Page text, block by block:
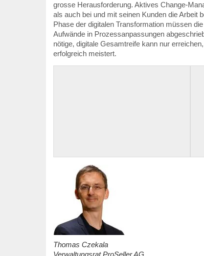
grosse Herausforderung. Aktives Change-
als auch bei und mit seinen Kunden die Arbeit
Phase der digitalen Transformation müssen
Aufwände in Prozessanpassungen
nötige, digitale Gesamtreife kann nur
erfolgreich meistert.
Thomas Czekala
Verwaltungsrat ProSeller AG